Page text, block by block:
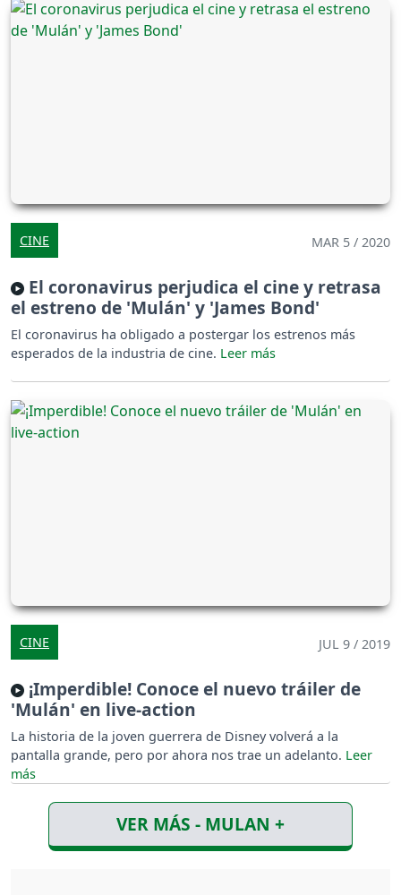
CINE MAR 5 / 2020
El coronavirus perjudica el cine y retrasa
el estreno de 'Mulán' y 'James Bond'
El coronavirus ha obligado a postergar los estrenos más
esperados de la industria de cine.
CINE JUL 9 / 2019
¡Imperdible! Conoce el nuevo tráiler de
'Mulán' en live-action
La historia de la joven guerrera de Disney volverá a la
pantalla grande, pero por ahora nos trae un adelanto.
VER MÁS - MULAN +